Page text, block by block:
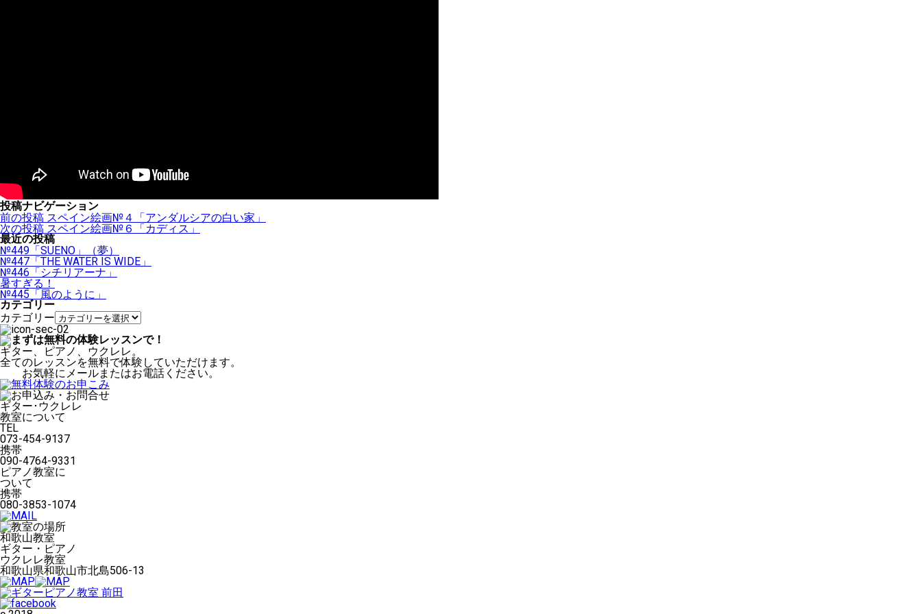
投稿ナビゲーション
前の投稿 スペイン絵画№４「アンダルシアの白い家」
次の投稿 スペイン絵画№６「カディス」
最近の投稿
№449「SUENO」（夢）
№447「THE WATER IS WIDE」
№446「シチリアーナ」
暑すぎる！
№445「風のように」
カテゴリー
カテゴリー
ギター、ピアノ、ウクレレ。
全てのレッスンを無料で体験していただけます。
お気軽にメールまたはお電話ください。
ギター･ウクレレ
教室について
TEL
073-454-9137
携帯
090-4764-9331
ピアノ教室に
ついて
携帯
080-3853-1074
和歌山教室
ギター・ピアノ
ウクレレ教室
和歌山県和歌山市北島506-13